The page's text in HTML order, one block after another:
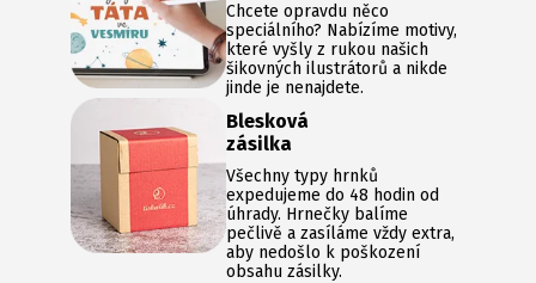
Chcete opravdu něco
speciálního? Nabízíme motivy,
které vyšly z rukou našich
šikovných ilustrátorů a nikde
jinde je nenajdete.
Blesková
zásilka
Všechny typy hrnků
expedujeme do 48 hodin od
úhrady. Hrnečky balíme
pečlivě a zasíláme vždy extra,
aby nedošlo k poškození
obsahu zásilky.